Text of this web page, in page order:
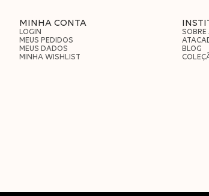
MINHA CONTA
LOGIN
MEUS PEDIDOS
MEUS DADOS
MINHA WISHLIST
SOBRE
BLOG